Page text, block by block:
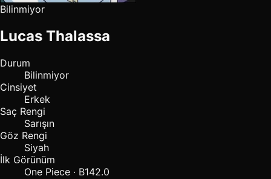
Bilinmiyor
Lucas Thalassa
Durum
Bilinmiyor
Cinsiyet
Erkek
Saç Rengi
Sarışın
Göz Rengi
Siyah
İlk Görünüm
One Piece · B142.0